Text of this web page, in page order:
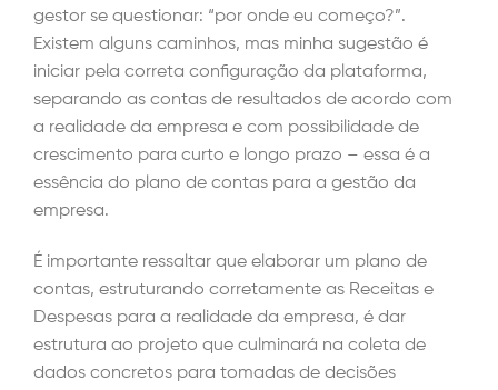
gestor se questionar: “por onde eu começo?”.
Existem alguns caminhos, mas minha sugestão é
iniciar pela correta configuração da plataforma,
separando as contas de resultados de acordo com
a realidade da empresa e com possibilidade de
crescimento para curto e longo prazo – essa é a
essência do plano de contas para a gestão da
empresa.
É importante ressaltar que elaborar um plano de
contas, estruturando corretamente as Receitas e
Despesas para a realidade da empresa, é dar
estrutura ao projeto que culminará na coleta de
dados concretos para tomadas de decisões